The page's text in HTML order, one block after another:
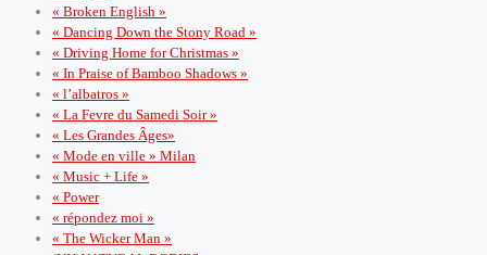
« Broken English »
« Dancing Down the Stony Road »
« Driving Home for Christmas »
« In Praise of Bamboo Shadows »
« l’albatros »
« La Fevre du Samedi Soir »
« Les Grandes Âges»
« Mode en ville » Milan
« Music + Life »
« Power
« répondez moi »
« The Wicker Man »